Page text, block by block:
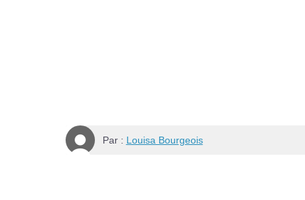
Par : Louisa Bourgeois